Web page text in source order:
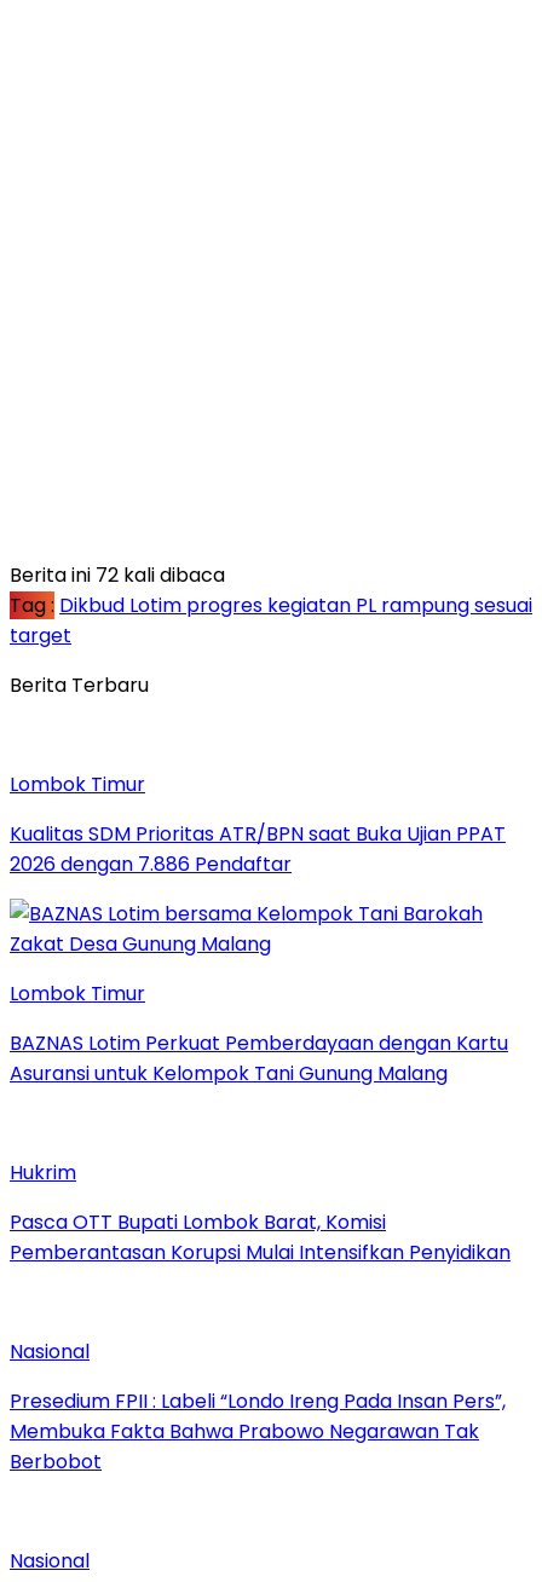
Berita ini 72 kali dibaca
Tag : Dikbud Lotim progres kegiatan PL rampung sesuai
target
Berita Terbaru
Lombok Timur
Kualitas SDM Prioritas ATR/BPN saat Buka Ujian PPAT
2026 dengan 7.886 Pendaftar
Lombok Timur
BAZNAS Lotim Perkuat Pemberdayaan dengan Kartu
Asuransi untuk Kelompok Tani Gunung Malang
Hukrim
Pasca OTT Bupati Lombok Barat, Komisi
Pemberantasan Korupsi Mulai Intensifkan Penyidikan
Nasional
Presedium FPII : Labeli “Londo Ireng Pada Insan Pers”,
Membuka Fakta Bahwa Prabowo Negarawan Tak
Berbobot
Nasional